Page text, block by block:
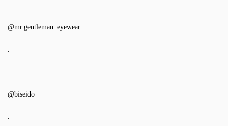
@mr.gentleman_eyewear
@biseido